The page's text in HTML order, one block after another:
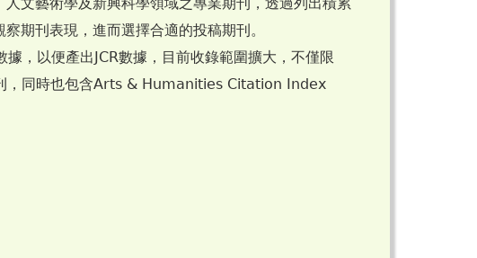
期刊表現，進而選擇合適的投稿期刊。
，以便產出JCR數據，目前收錄範圍擴大，不僅限
同時也包含Arts & Humanities Citation Index